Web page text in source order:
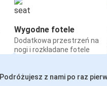
Wygodne fotele
Dodatkowa przestrzeń na
nogi i rozkładane fotele
Podróżujesz z nami po raz